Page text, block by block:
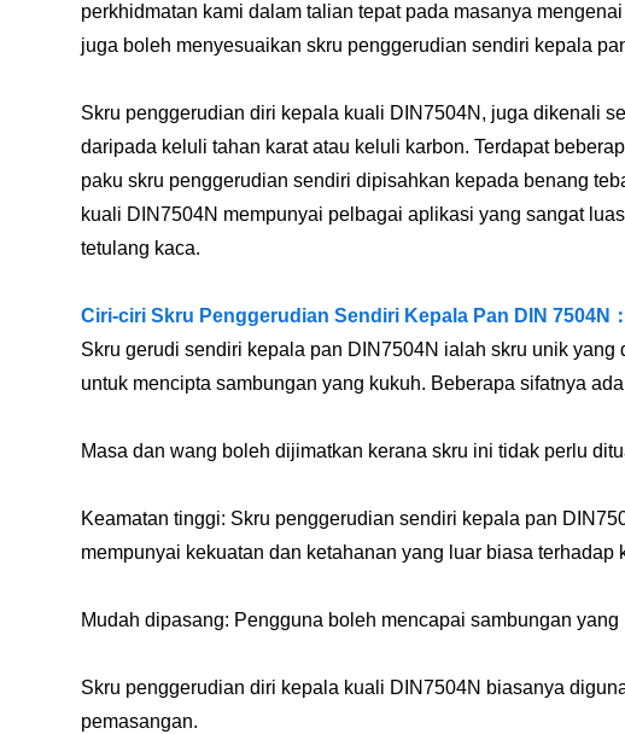
perkhidmatan kami dalam talian tepat pada masanya
juga boleh menyesuaikan skru penggerudian sendiri kepala
Skru penggerudian diri kepala kuali DIN7504N, juga dikenali
daripada keluli tahan karat atau keluli karbon. Terdapat
paku skru penggerudian sendiri dipisahkan kepada benang
kuali DIN7504N mempunyai pelbagai aplikasi yang sangat
tetulang kaca.
Ciri-ciri Skru Penggerudian Sendiri Kepala Pan DIN 7504N：
Skru gerudi sendiri kepala pan DIN7504N ialah skru unik
untuk mencipta sambungan yang kukuh. Beberapa sifatnya
Masa dan wang boleh dijimatkan kerana skru ini tidak perlu
Keamatan tinggi: Skru penggerudian sendiri kepala pan
mempunyai kekuatan dan ketahanan yang luar biasa terhadap
Mudah dipasang: Pengguna boleh mencapai sambungan
Skru penggerudian diri kepala kuali DIN7504N biasanya
pemasangan.